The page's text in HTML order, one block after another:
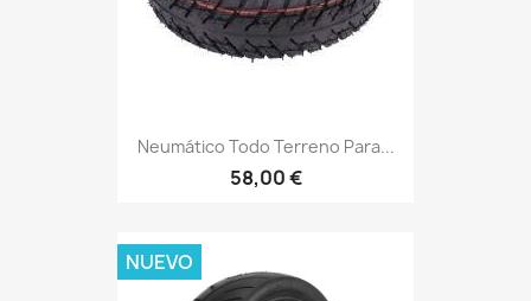
Neumático Todo Terreno Para...
58,00 €
NUEVO